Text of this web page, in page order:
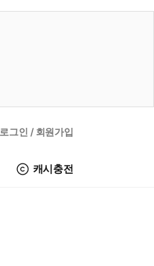
로그인 / 회원가입
캐시충전